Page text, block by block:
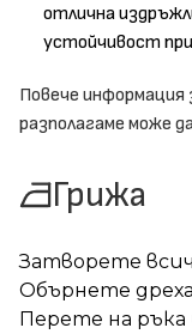
отлична
устойчивост
Повече информация
разполагаме може
Грижа
Затворете
Обърнете
Перете на